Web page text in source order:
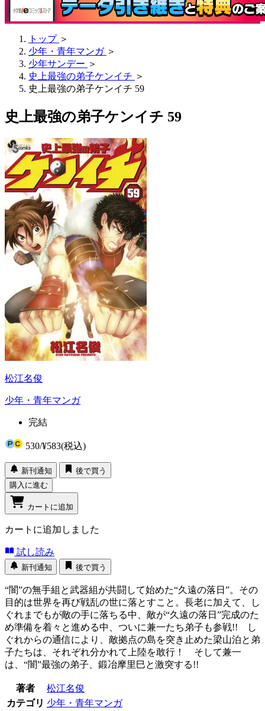
トップ ＞
少年・青年マンガ ＞
少年サンデー ＞
史上最強の弟子ケンイチ ＞
史上最強の弟子ケンイチ 59
史上最強の弟子ケンイチ 59
松江名俊
少年・青年マンガ
完結
530/¥583(税込)
新刊通知
後で買う
購入に進む
カートに追加
カートに追加しました
試し読み
新刊通知 後で買う
“闇”の無手組と武器組が共闘して始めた“久遠の落日”。その
目的は世界を再び戦乱の世に落とすこと。長老に加えて、し
ぐれまでもが敵の手に落ちる中、敵が“久遠の落日”完成のた
め準備を着々と進める中、ついに兼一たち弟子も参戦!! し
ぐれからの通信により、敵拠点の島を突き止めた梁山泊と弟
子たちは、それぞれ分かれて上陸を敢行！ そして兼一
は、“闇”最強の弟子、鍛冶摩里巳と激突する!!
著者
松江名俊
カテゴリ 少年・青年マンガ